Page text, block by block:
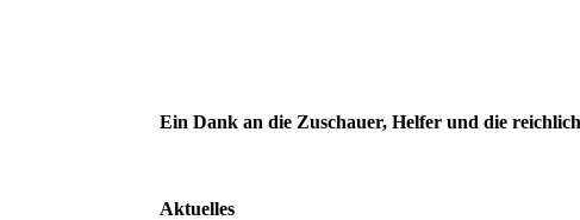
Ein Dank an die Zuschauer, Helfer und die
Aktuelles